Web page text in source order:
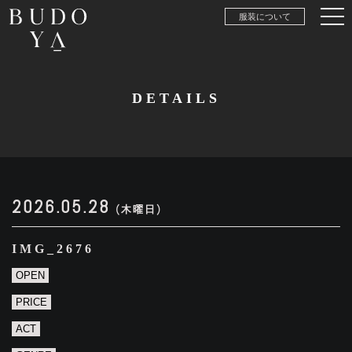
服装について
DETAILS
2026.05.28 (木曜日)
IMG_2676
OPEN
PRICE
ACT